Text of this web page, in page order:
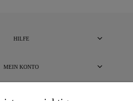
HILFE
MEIN KONTO